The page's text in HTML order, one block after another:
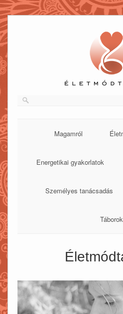
Magamról
Energetikai gyakorlatok
Személyes tanácsadás
Táborok